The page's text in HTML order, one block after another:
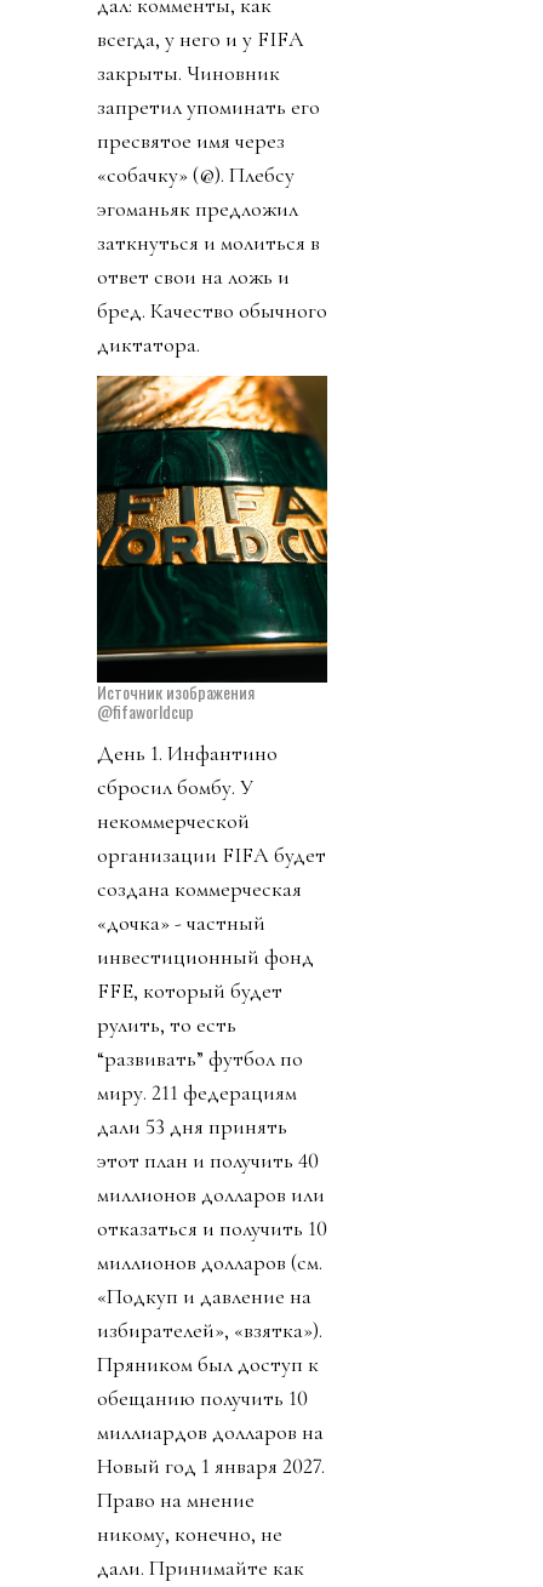
всегда, у него и у FIFA
закрыты. Чиновник
запретил упоминать его
пресвятое имя через
«собачку» (@). Плебсу
эгоманьяк предложил
заткнуться и молиться в
ответ свои на ложь и
бред. Качество обычного
диктатора.
Источник изображения
@fifaworldcup
День 1. Инфантино
сбросил бомбу. У
некоммерческой
организации FIFA будет
создана коммерческая
«дочка» - частный
инвестиционный фонд
FFE, который будет
рулить, то есть
“развивать” футбол по
миру. 211 федерациям
дали 53 дня принять
этот план и получить 40
миллионов долларов или
отказаться и получить 10
миллионов долларов (см.
«Подкуп и давление на
избирателей», «взятка»).
Пряником был доступ к
обещанию получить 10
миллиардов долларов на
Новый год 1 января 2027.
Право на мнение
никому, конечно, не
дали. Принимайте как